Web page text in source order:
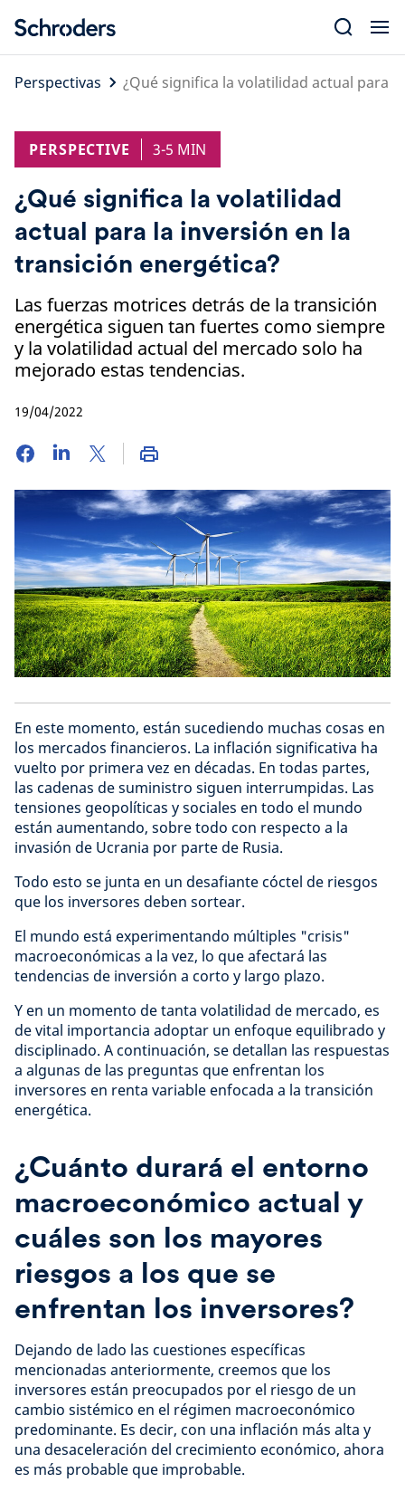
content
Perspectivas
¿Qué significa la volatilidad actual para
PERSPECTIVE 3-5 MIN
¿Qué significa la volatilidad
actual para la inversión en la
transición energética?
Las fuerzas motrices detrás de la transición
energética siguen tan fuertes como siempre
y la volatilidad actual del mercado solo ha
mejorado estas tendencias.
19/04/2022
En este momento, están sucediendo muchas cosas en
los mercados financieros. La inflación significativa ha
vuelto por primera vez en décadas. En todas partes,
las cadenas de suministro siguen interrumpidas. Las
tensiones geopolíticas y sociales en todo el mundo
están aumentando, sobre todo con respecto a la
invasión de Ucrania por parte de Rusia.
Todo esto se junta en un desafiante cóctel de riesgos
que los inversores deben sortear.
El mundo está experimentando múltiples "crisis"
macroeconómicas a la vez, lo que afectará las
tendencias de inversión a corto y largo plazo.
Y en un momento de tanta volatilidad de mercado, es
de vital importancia adoptar un enfoque equilibrado y
disciplinado. A continuación, se detallan las respuestas
a algunas de las preguntas que enfrentan los
inversores en renta variable enfocada a la transición
energética.
¿Cuánto durará el entorno
macroeconómico actual y
cuáles son los mayores
riesgos a los que se
enfrentan los inversores?
Dejando de lado las cuestiones específicas
mencionadas anteriormente, creemos que los
inversores están preocupados por el riesgo de un
cambio sistémico en el régimen macroeconómico
predominante. Es decir, con una inflación más alta y
una desaceleración del crecimiento económico, ahora
es más probable que improbable.